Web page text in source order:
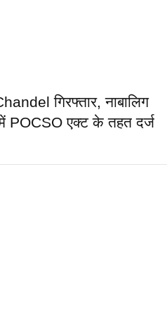
गिरफ्तार, नाबालिग
POCSO एक्ट के तहत दर्ज